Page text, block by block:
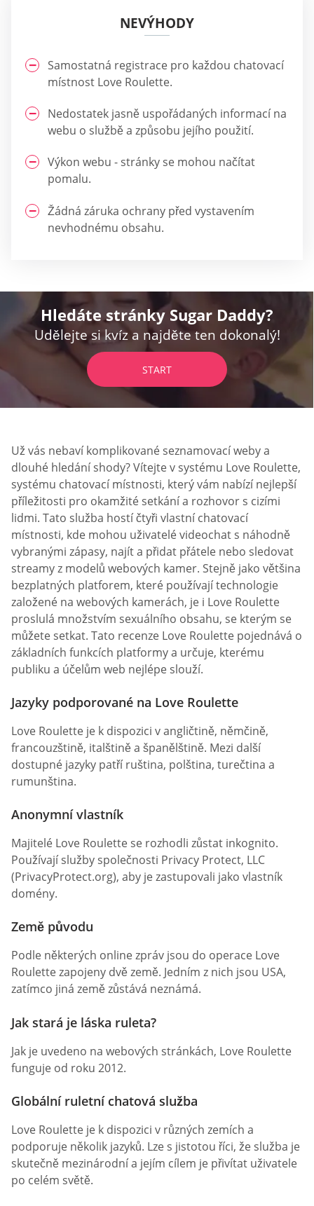
NEVÝHODY
Samostatná registrace pro každou chatovací
místnost Love Roulette.
Nedostatek jasně uspořádaných informací na
webu o službě a způsobu jejího použití.
Výkon webu - stránky se mohou načítat
pomalu.
Žádná záruka ochrany před vystavením
nevhodnému obsahu.
Hledáte stránky Sugar Daddy?
Udělejte si kvíz a najděte ten dokonalý!
START
Už vás nebaví komplikované seznamovací weby a
dlouhé hledání shody? Vítejte v systému Love Roulette,
systému chatovací místnosti, který vám nabízí nejlepší
příležitosti pro okamžité setkání a rozhovor s cizími
lidmi. Tato služba hostí čtyři vlastní chatovací
místnosti, kde mohou uživatelé videochat s náhodně
vybranými zápasy, najít a přidat přátele nebo sledovat
streamy z modelů webových kamer. Stejně jako většina
bezplatných platforem, které používají technologie
založené na webových kamerách, je i Love Roulette
proslulá množstvím sexuálního obsahu, se kterým se
můžete setkat. Tato recenze Love Roulette pojednává o
základních funkcích platformy a určuje, kterému
publiku a účelům web nejlépe slouží.
Jazyky podporované na Love Roulette
Love Roulette je k dispozici v angličtině, němčině,
francouzštině, italštině a španělštině. Mezi další
dostupné jazyky patří ruština, polština, turečtina a
rumunština.
Anonymní vlastník
Majitelé Love Roulette se rozhodli zůstat inkognito.
Používají služby společnosti Privacy Protect, LLC
(PrivacyProtect.org), aby je zastupovali jako vlastník
domény.
Země původu
Podle některých online zpráv jsou do operace Love
Roulette zapojeny dvě země. Jedním z nich jsou USA,
zatímco jiná země zůstává neznámá.
Jak stará je láska ruleta?
Jak je uvedeno na webových stránkách, Love Roulette
funguje od roku 2012.
Globální ruletní chatová služba
Love Roulette je k dispozici v různých zemích a
podporuje několik jazyků. Lze s jistotou říci, že služba je
skutečně mezinárodní a jejím cílem je přivítat uživatele
po celém světě.